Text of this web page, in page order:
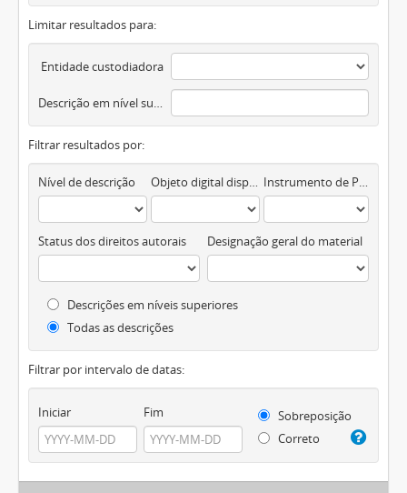
Limitar resultados para:
Entidade custodiadora
Descrição em nível superior
Filtrar resultados por:
Nível de descrição Objeto digital disponível Instrumento de Pesquisa
Status dos direitos autorais Designação geral do material
Descrições em níveis superiores
Todas as descrições
Filtrar por intervalo de datas:
Iniciar Fim
Sobreposição
Correto